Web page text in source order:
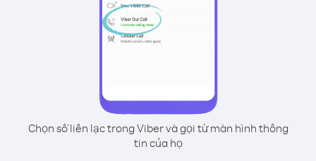
Chọn số liên lạc trong Viber và gọi từ màn hình thông
tin của họ